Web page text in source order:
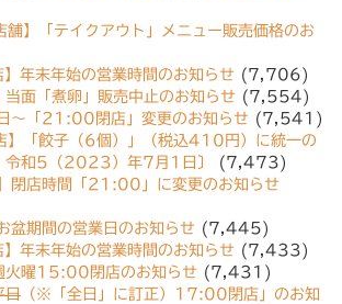
舗】「テイクアウト」メニュー販売価格のお
年末年始の営業時間のお知らせ (7,706)
当面「煮卵」販売中止のお知らせ (7,554)
〜「21:00閉店」変更のお知らせ (7,541)
】「餃子（6個）」（税込410円）に統一の
令和5（2023）年7月1日〕
(7,473)
閉店時間「21:00」に変更のお知らせ
盆期間の営業日のお知らせ (7,445)
年末年始の営業時間のお知らせ (7,433)
火曜15:00閉店のお知らせ (7,431)
日 （※「全日」に訂正）17:00閉店」のお知